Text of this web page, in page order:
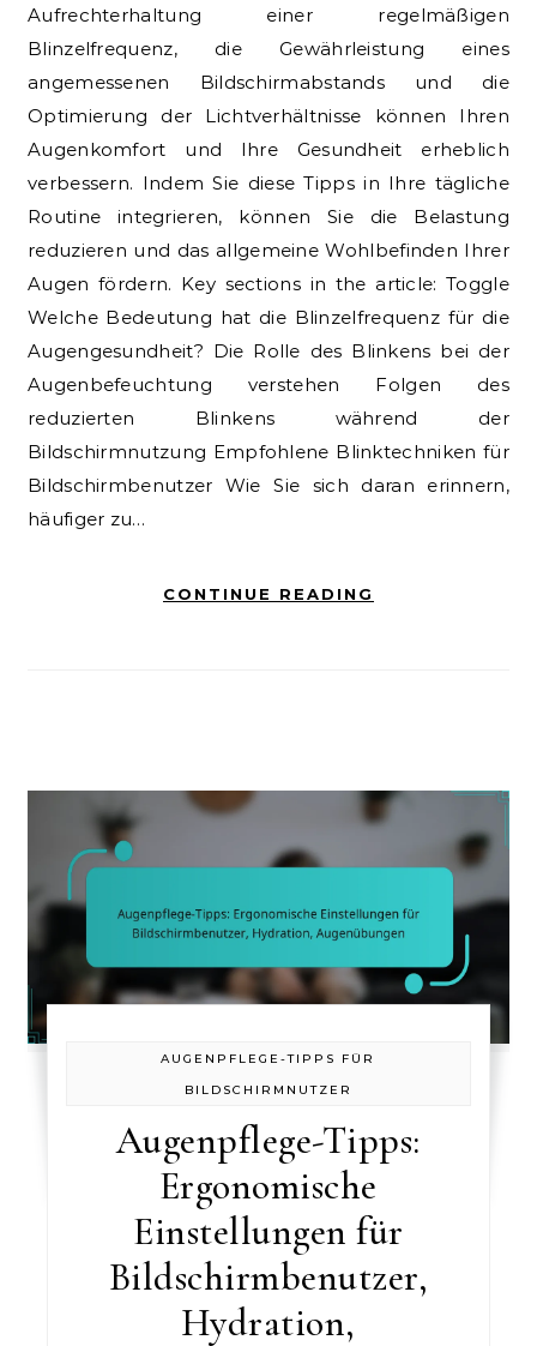
Aufrechterhaltung einer regelmäßigen
Blinzelfrequenz, die Gewährleistung eines
angemessenen Bildschirmabstands und die
Optimierung der Lichtverhältnisse können Ihren
Augenkomfort und Ihre Gesundheit erheblich
verbessern. Indem Sie diese Tipps in Ihre tägliche
Routine integrieren, können Sie die Belastung
reduzieren und das allgemeine Wohlbefinden Ihrer
Augen fördern. Key sections in the article: Toggle
Welche Bedeutung hat die Blinzelfrequenz für die
Augengesundheit? Die Rolle des Blinkens bei der
Augenbefeuchtung verstehen Folgen des
reduzierten Blinkens während der
Bildschirmnutzung Empfohlene Blinktechniken für
Bildschirmbenutzer Wie Sie sich daran erinnern,
häufiger zu…
CONTINUE READING
AUGENPFLEGE-TIPPS FÜR
BILDSCHIRMNUTZER
Augenpflege-Tipps:
Ergonomische
Einstellungen für
Bildschirmbenutzer,
Hydration,